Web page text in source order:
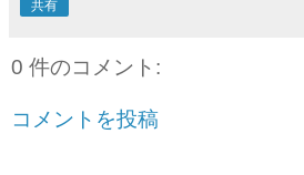
共有
0 件のコメント:
コメントを投稿